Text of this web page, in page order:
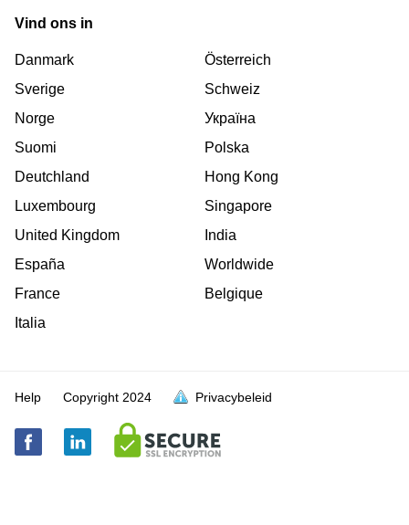
Vind ons in
Danmark
Sverige
Norge
Suomi
Deutchland
Luxembourg
United Kingdom
España
France
Italia
Österreich
Schweiz
Україна
Polska
Hong Kong
Singapore
India
Worldwide
Belgique
Help Copyright 2024 Privacybeleid